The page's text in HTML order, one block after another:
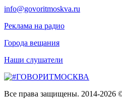
info@govoritmoskva.ru
Реклама на радио
Города вещания
Наши слушатели
Все права защищены. 2014-2026